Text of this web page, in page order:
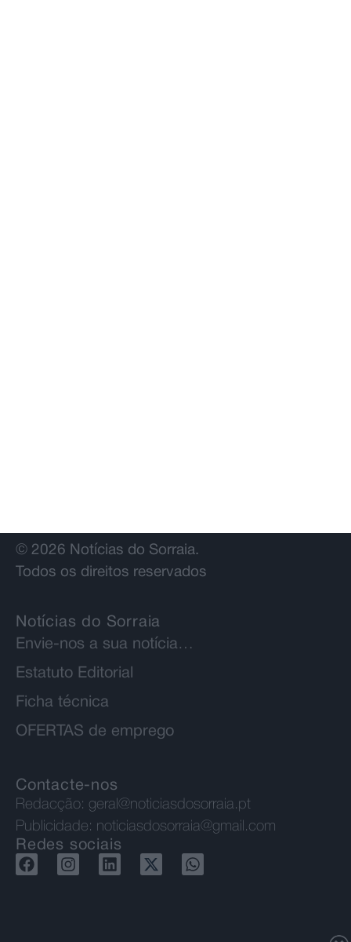
© 2026 Notícias do Sorraia.
Todos os direitos reservados
Notícias do Sorraia
Envie-nos a sua notícia…
Estatuto Editorial
Ficha técnica
OFERTAS de emprego
Contacte-nos
Redacção: geral@noticiasdosorraia.pt
Publicidade: noticiasdosorraia@gmail.com
Redes sociais